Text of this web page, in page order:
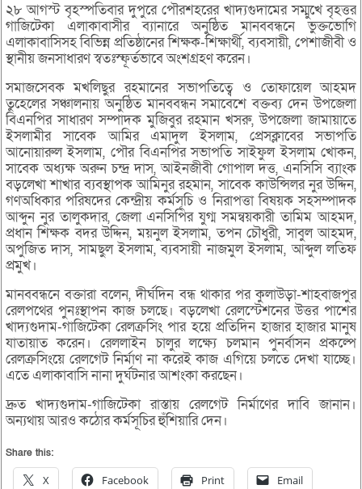
২৮ আগস্ট বৃহস্পতিবার দুপুরে পৌরশহরের খাদ্যগুদামের সম্মুখে বৃহত্তর
গাজিটেকা এলাকাবাসীর ব্যানারে অনুষ্ঠিত মানববন্ধনে ভুক্তভোগি
এলাকাবাসিসহ বিভিন্ন প্রতিষ্ঠানের শিক্ষক-শিক্ষার্থী, ব্যবসায়ী, পেশাজীবী ও
স্থানীয় জনসাধারণ স্বতঃস্ফূর্তভাবে অংশগ্রহণ করেন।
সমাজসেবক মখলিছুর রহমানের সভাপতিত্বে ও তোফায়েল আহমদ
তুহেলের সঞ্চালনায় অনুষ্ঠিত মানববন্ধন সমাবেশে বক্তব্য দেন উপজেলা
বিএনপির সাধারণ সম্পাদক মুজিবুর রহমান খসরু, উপজেলা জামায়াতে
ইসলামীর সাবেক আমির এমাদুল ইসলাম, প্রেসক্লাবের সভাপতি
আনোয়ারুল ইসলাম, পৌর বিএনপির সভাপতি সাইফুল ইসলাম খোকন,
সাবেক অধ্যক্ষ অরুন চন্দ্র দাস, আইনজীবী গোপাল দত্ত, এনসিসি ব্যাংক
বড়লেখা শাখার ব্যবস্থাপক আমিনুর রহমান, সাবেক কাউন্সিলর নুর উদ্দিন,
গণঅধিকার পরিষদের কেন্দ্রীয় কর্মসূচি ও নিরাপত্তা বিষয়ক সহসম্পাদক
আব্দুন নুর তালুকদার, জেলা এনসিপির যুগ্ম সমন্বয়কারী তামিম আহমদ,
প্রধান শিক্ষক বদর উদ্দিন, ময়নুল ইসলাম, তপন চৌধুরী, সাবুল আহমদ,
অপুজিত দাস, সামছুল ইসলাম, ব্যবসায়ী নাজমুল ইসলাম, আব্দুল লতিফ
প্রমুখ।
মানববন্ধনে বক্তারা বলেন, দীর্ঘদিন বন্ধ থাকার পর কুলাউড়া-শাহবাজপুর
রেলপথের পুনঃস্থাপন কাজ চলছে। বড়লেখা রেলস্টেশনের উত্তর পাশের
খাদ্যগুদাম-গাজিটেকা রেলক্রসিং পার হয়ে প্রতিদিন হাজার হাজার মানুষ
যাতায়াত করেন। রেললাইন চালুর লক্ষ্যে চলমান পুনর্বাসন প্রকল্পে
রেলক্রসিংয়ে রেলগেট নির্মাণ না করেই কাজ এগিয়ে চলতে দেখা যাচ্ছে।
এতে এলাকাবাসি নানা দুর্ঘটনার আশংকা করছেন।
দ্রুত খাদ্যগুদাম-গাজিটেকা রাস্তায় রেলগেট নির্মাণের দাবি জানান।
অন্যথায় আরও কঠোর কর্মসূচির হুঁশিয়ারি দেন।
Share this:
X Facebook Print Email